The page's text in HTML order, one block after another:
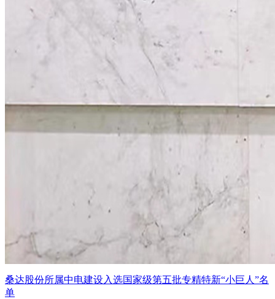
桑达股份所属中电建设入选国家级第五批专精特新“小巨人”名
单